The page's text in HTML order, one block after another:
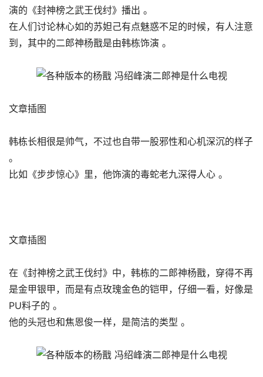
演的《封神榜之武王伐纣》播出 。
在人们讨论林心如的苏妲己有点魅惑不足的时候，有人注意
到，其中的二郎神杨戬是由韩栋饰演 。
文章插图
韩栋长相很是帅气，不过也自带一股邪性和心机深沉的样子
。
比如《步步惊心》里，他饰演的毒蛇老九深得人心 。
文章插图
在《封神榜之武王伐纣》中，韩栋的二郎神杨戬，穿得不再
是金甲银甲，而是有点玫瑰金色的铠甲，仔细一看，好像是
PU料子的 。
他的头冠也和焦恩俊一样，是简洁的类型 。